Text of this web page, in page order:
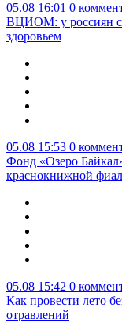
05.08 16:01 0
ВЦИОМ: у россиян
здоровьем
05.08 15:53 0
Фонд «Озеро
краснокнижной
05.08 15:42 0
Как провести лето
отравлений